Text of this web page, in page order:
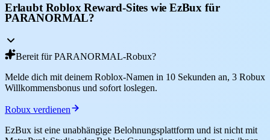
Erlaubt Roblox Reward-Sites wie EzBux für
PARANORMAL?
Bereit für PARANORMAL-Robux?
Melde dich mit deinem Roblox-Namen in 10 Sekunden an, 3 Robux
Willkommensbonus und sofort loslegen.
Robux verdienen
EzBux ist eine unabhängige Belohnungsplattform und ist nicht mit